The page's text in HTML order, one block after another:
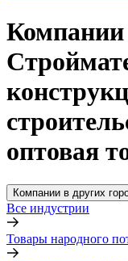
Компании
оптовая
Компании в других
Все индустрии
Товары народного